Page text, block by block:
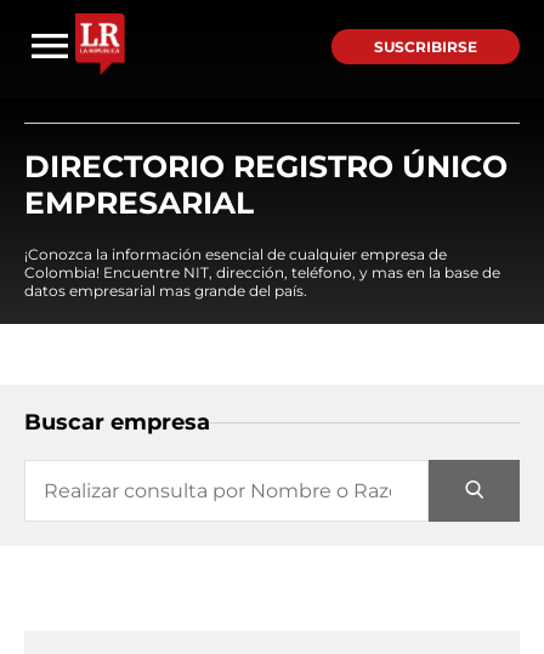
SUSCRIBIRSE
DIRECTORIO REGISTRO ÚNICO
EMPRESARIAL
¡Conozca la información esencial de cualquier empresa de
Colombia! Encuentre NIT, dirección, teléfono, y mas en la base de
datos empresarial mas grande del país.
Buscar empresa